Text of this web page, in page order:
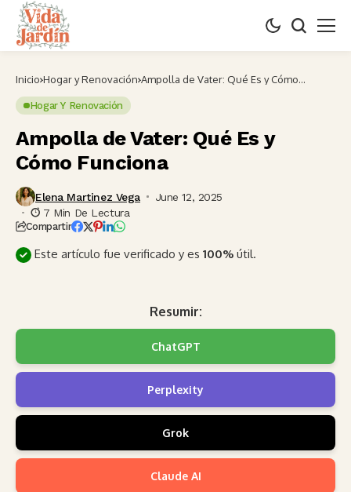
Inicio Hogar y Renovación Ampolla de Vater: Qué Es y Cómo
Hogar Y Renovación
Ampolla de Vater: Qué Es y
Cómo Funciona
Elena Martinez Vega
June 12, 2025
7 Min De Lectura
Compartir
Este artículo fue verificado y es 100% útil.
Resumir:
ChatGPT
Perplexity
Grok
Claude AI